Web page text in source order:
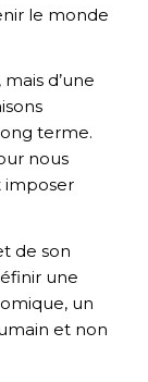
le monde
d’une
terme.
nous
imposer
de son
une
un
et non